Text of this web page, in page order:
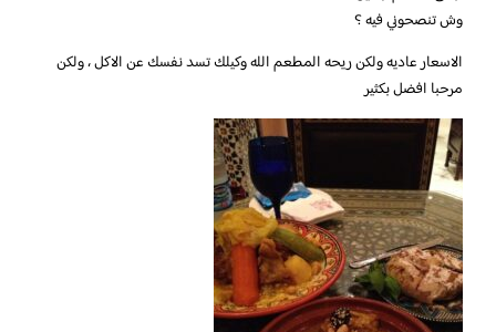
وش تنصحوني فيه ؟
‏‎الاسعار عاديه ولكن ريحه المطعم الله وكيلك تسد نفسك عن الاكل ، ولكن
مرحبا افضل بكثير